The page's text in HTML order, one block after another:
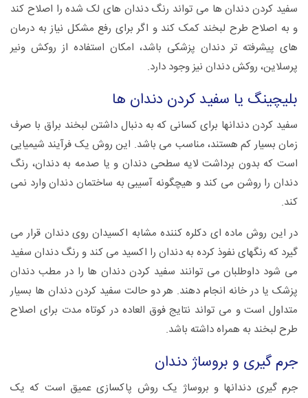
سفید کردن دندان ها می تواند رنگ دندان های لک شده را اصلاح کند
و به اصلاح طرح لبخند کمک کند و اگر برای رفع مشکل نیاز به درمان
های پیشرفته تر دندان پزشکی باشد، امکان استفاده از روکش ونیر
پرسلاین، روکش دندان نیز وجود دارد.
بلیچینگ یا سفید کردن دندان ها
سفید کردن دندانها برای کسانی که به دنبال داشتن لبخند براق با صرف
زمان بسیار کم هستند، مناسب می باشد. این روش یک فرآیند شیمیایی
است که بدون برداشت لایه سطحی دندان و یا صدمه به دندان، رنگ
دندان را روشن می کند و هیچگونه آسیبی به ساختمان دندان وارد نمی
کند.
در این روش ماده ای دکلره کننده مشابه اکسیدان روی دندان قرار می
گیرد که رنگهای نفوذ کرده به دندان را اکسید می کند و رنگ دندان سفید
می شود داوطلبان می توانند سفید کردن دندان ها را در مطب دندان
پزشک یا در خانه انجام دهند. هر دو حالت سفید کردن دندان ها بسیار
متداول است و می تواند نتایج فوق العاده در کوتاه مدت برای اصلاح
طرح لبخند به همراه داشته باشد.
جرم گیری و بروساژ دندان
جرم گیری دندانها و بروساژ یک روش پاکسازی عمیق است که یک